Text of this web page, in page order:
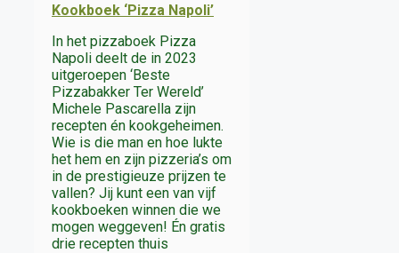
Kookboek ‘Pizza Napoli’
In het pizzaboek Pizza
Napoli deelt de in 2023
uitgeroepen ‘Beste
Pizzabakker Ter Wereld’
Michele Pascarella zijn
recepten én kookgeheimen.
Wie is die man en hoe lukte
het hem en zijn pizzeria’s om
in de prestigieuze prijzen te
vallen? Jij kunt een van vijf
kookboeken winnen die we
mogen weggeven! Én gratis
drie recepten thuis